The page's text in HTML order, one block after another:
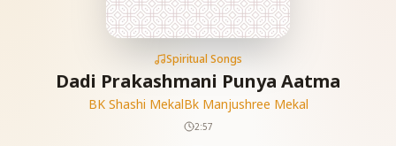
Spiritual Songs
Dadi Prakashmani Punya Aatma
BK Shashi MekalBk Manjushree Mekal
2:57